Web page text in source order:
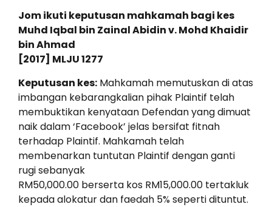
Jom ikuti keputusan mahkamah bagi kes
Muhd Iqbal bin Zainal Abidin v. Mohd Khaidir
bin Ahmad
[2017] MLJU 1277
Keputusan kes: Mahkamah memutuskan di atas
imbangan kebarangkalian pihak Plaintif telah
membuktikan kenyataan Defendan yang dimuat
naik dalam ‘Facebook’ jelas bersifat fitnah
terhadap Plaintif. Mahkamah telah
membenarkan tuntutan Plaintif dengan ganti
rugi sebanyak
RM50,000.00 berserta kos RM15,000.00 tertakluk
kepada alokatur dan faedah 5% seperti dituntut.